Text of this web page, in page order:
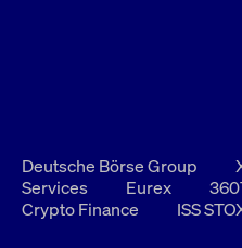
Deutsche Börse Group
Services
Eurex
Crypto Finance
ISS